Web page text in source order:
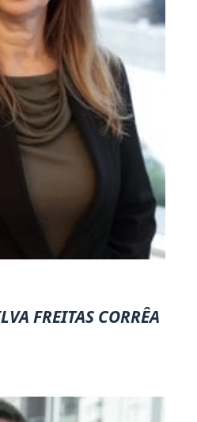
FREITAS CORRÊA